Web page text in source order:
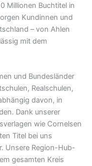
Millionen Buchtitel in
Kundinnen und
– von Ahlen
mit dem
und Bundesländer
Realschulen,
davon, in
Dank unserer
wie Cornelsen
Titel bei uns
Unsere Region-Hub-
gesamten Kreis